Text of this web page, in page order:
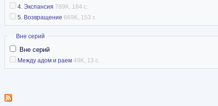
4. Экспансия 789K, 184 с.
5. Возвращение 669K, 153 с.
Скрыть
Вне серий
Вне серий
Между адом и раем 49K, 13 с.